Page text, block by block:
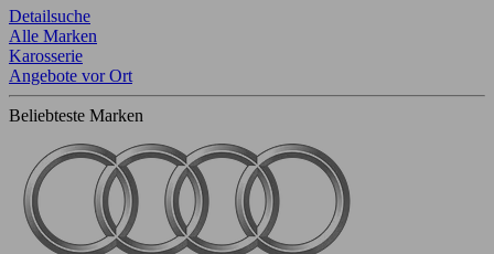
Detailsuche
Alle Marken
Karosserie
Angebote vor Ort
Beliebteste Marken